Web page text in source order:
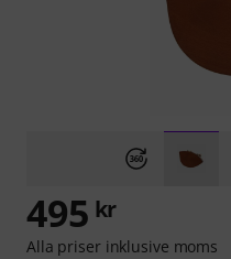
495 kr
Alla priser inklusive moms